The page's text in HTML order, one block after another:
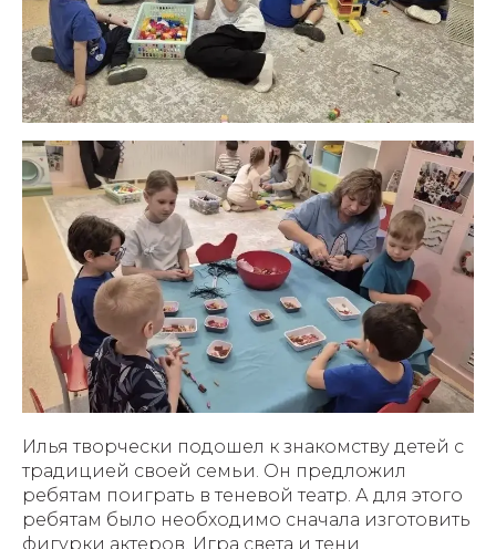
Илья творчески подошел к знакомству детей с
традицией своей семьи. Он предложил
ребятам поиграть в теневой театр. А для этого
ребятам было необходимо сначала изготовить
фигурки актеров. Игра света и тени